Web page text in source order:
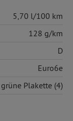
5,70 l/100 km
128 g/km
D
Euro6e
grüne Plakette (4)